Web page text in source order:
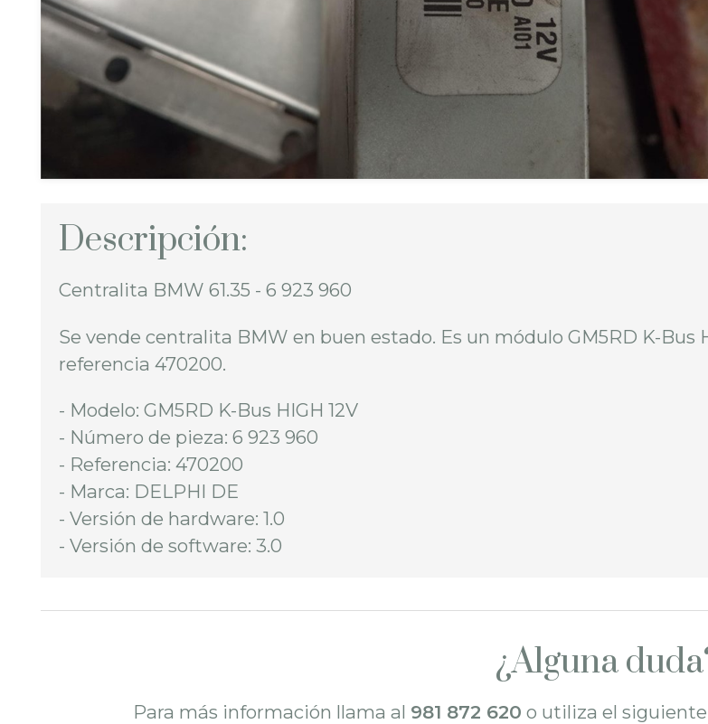
Descripción:
Centralita BMW 61.35 - 6 923 960
Se vende centralita BMW en buen estado. Es un módulo GM5RD K-Bus
referencia 470200.
- Modelo: GM5RD K-Bus HIGH 12V
- Número de pieza: 6 923 960
- Referencia: 470200
- Marca: DELPHI DE
- Versión de hardware: 1.0
- Versión de software: 3.0
¿Alguna
Para más información llama al 981 872 620 o utiliza el